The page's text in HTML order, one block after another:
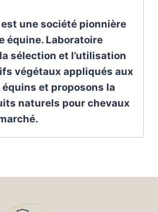
est une société pionnière
équine. Laboratoire
sélection et l’utilisation
végétaux appliqués aux
et proposons la
naturels pour chevaux